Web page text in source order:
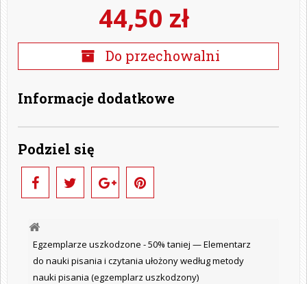
44,50 zł
Do przechowalni
Informacje dodatkowe
Podziel się
Egzemplarze uszkodzone - 50% taniej —Elementarz
do nauki pisania i czytania ułożony według metody
nauki pisania (egzemplarz uszkodzony)